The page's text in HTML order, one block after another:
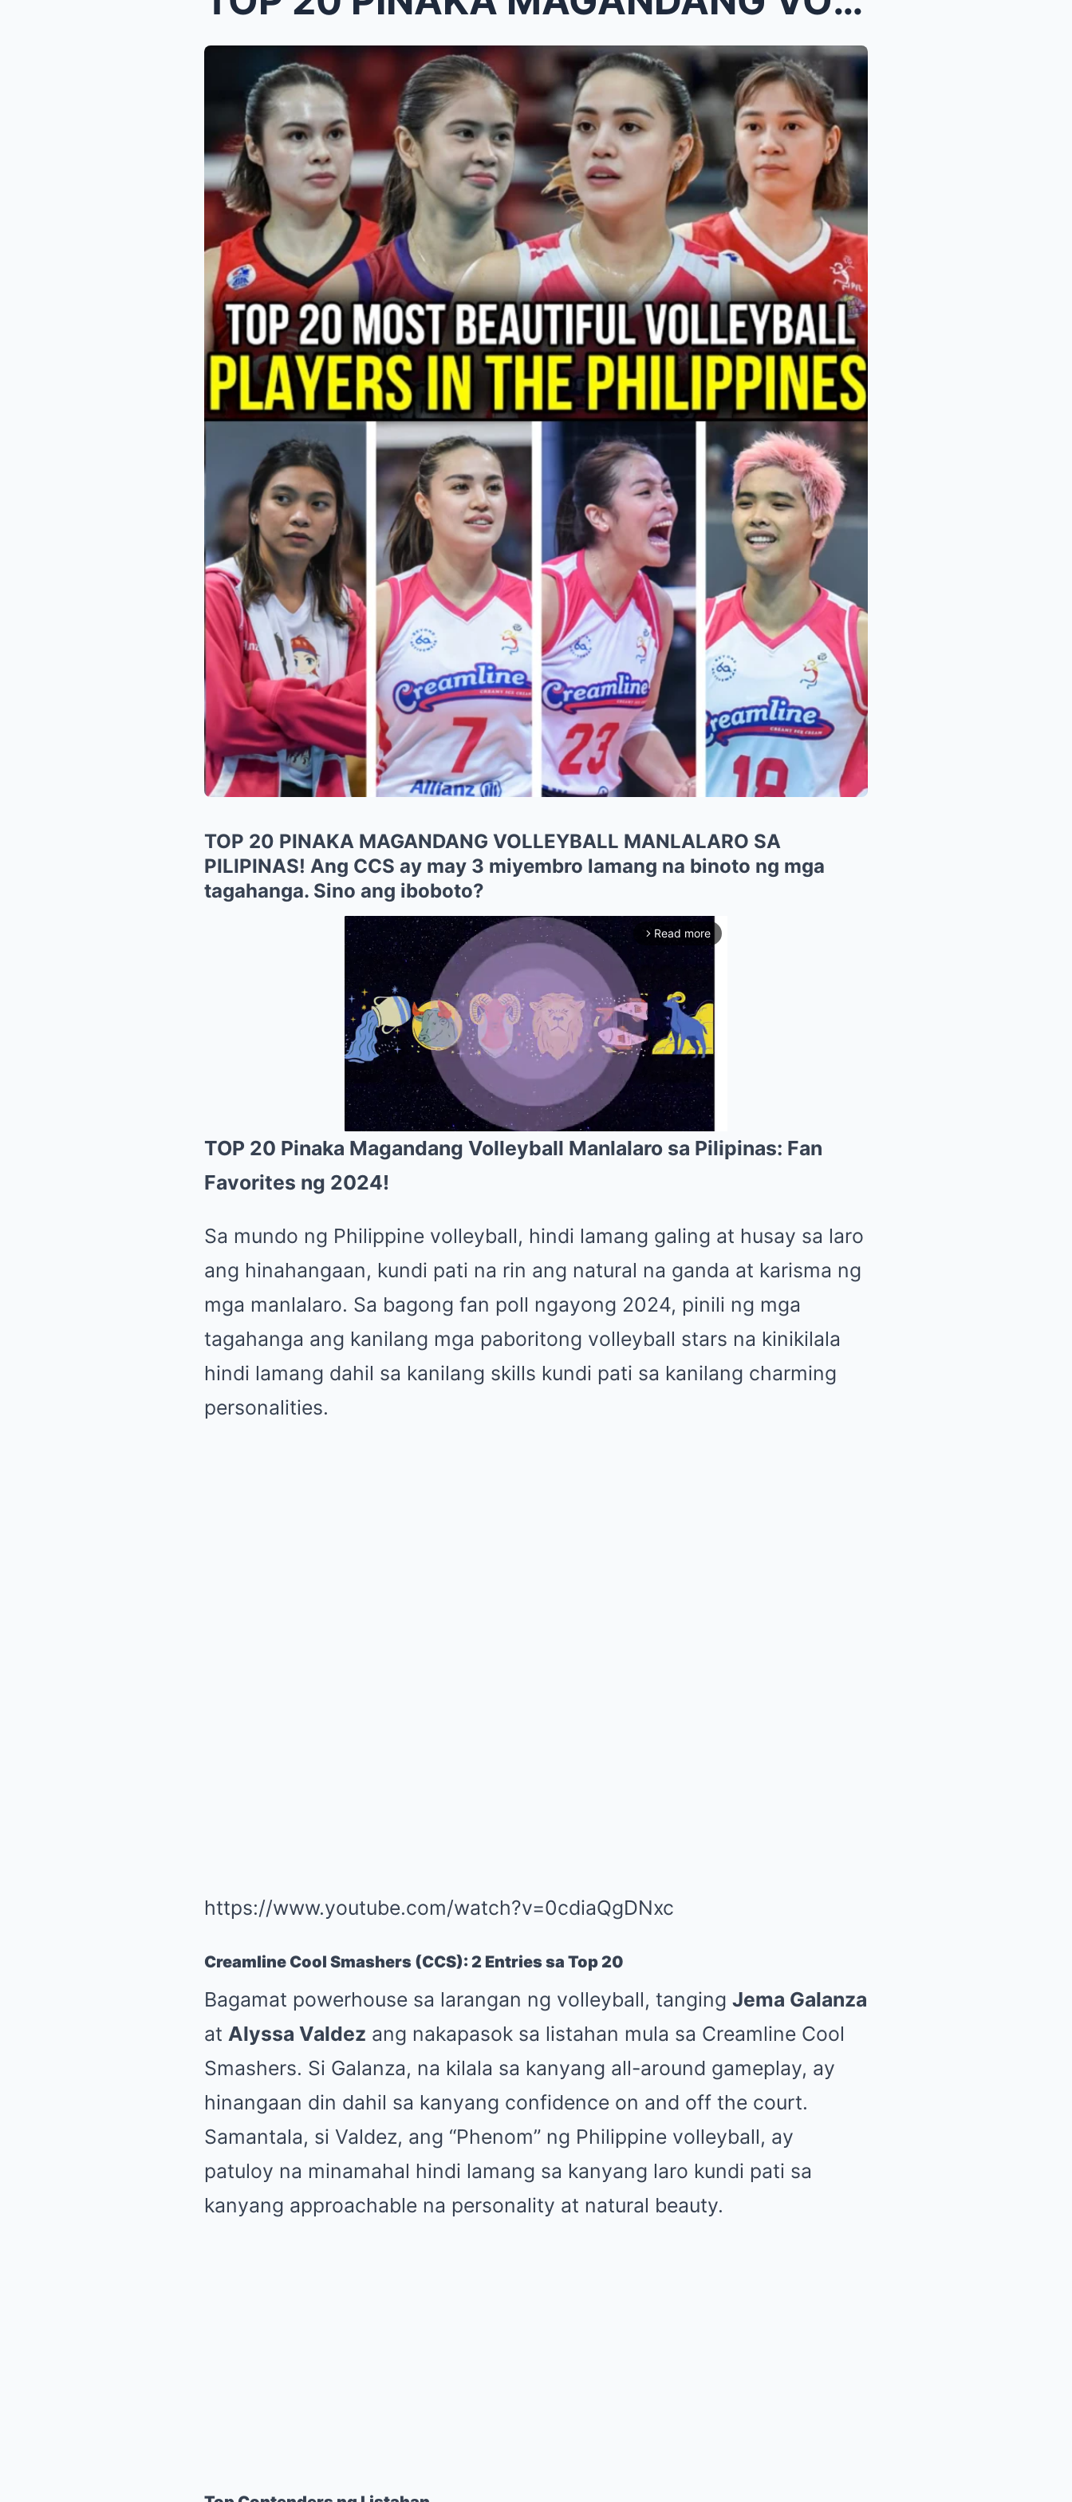
TOP 20 PINAKA MAGANDANG VOLLEYBALL MANLALARO SA
PILIPINAS! Ang CCS ay may 3 miyembro lamang na binoto ng mga
tagahanga. Sino ang iboboto?
arrow_forward_ios Read more
TOP 20 Pinaka Magandang Volleyball Manlalaro sa Pilipinas: Fan
Favorites ng 2024!
Sa mundo ng Philippine volleyball, hindi lamang galing at husay sa laro
ang hinahangaan, kundi pati na rin ang natural na ganda at karisma ng
mga manlalaro. Sa bagong fan poll ngayong 2024, pinili ng mga
tagahanga ang kanilang mga paboritong volleyball stars na kinikilala
hindi lamang dahil sa kanilang skills kundi pati sa kanilang charming
personalities.
https://www.youtube.com/watch?v=0cdiaQgDNxc
Creamline Cool Smashers (CCS): 2 Entries sa Top 20
Bagamat powerhouse sa larangan ng volleyball, tanging Jema Galanza
at Alyssa Valdez ang nakapasok sa listahan mula sa Creamline Cool
Smashers. Si Galanza, na kilala sa kanyang all-around gameplay, ay
hinangaan din dahil sa kanyang confidence on and off the court.
Samantala, si Valdez, ang “Phenom” ng Philippine volleyball, ay
patuloy na minamahal hindi lamang sa kanyang laro kundi pati sa
kanyang approachable na personality at natural beauty.